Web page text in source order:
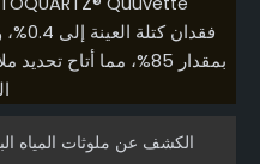
الكشف عن ملوثات المياه
فقدان
بمقدار 85%، مما أتاح